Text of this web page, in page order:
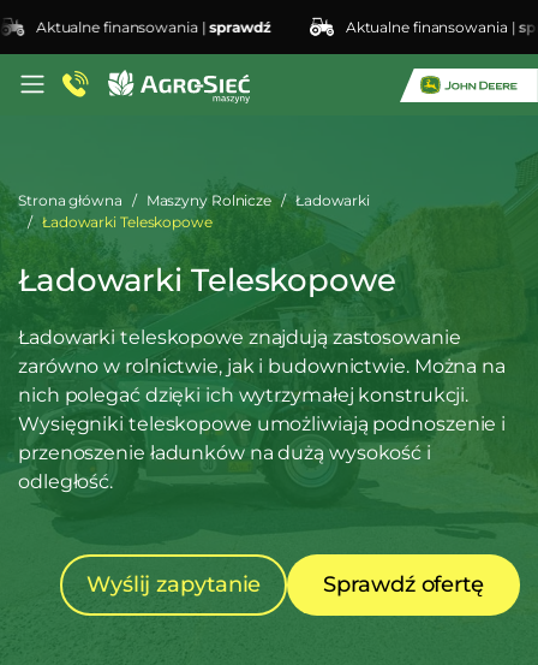
Aktualne finansowania |sprawdź Aktualne finansowania |
Strona główna Maszyny Rolnicze
Ładowarki
Ładowarki Teleskopowe
Ładowarki Teleskopowe
Ładowarki teleskopowe znajdują zastosowanie
zarówno w rolnictwie, jak i budownictwie. Można na
nich polegać dzięki ich wytrzymałej konstrukcji.
Wysięgniki teleskopowe umożliwiają podnoszenie i
przenoszenie ładunków na dużą wysokość i
odległość.
Wyślij zapytanie Sprawdź ofertę